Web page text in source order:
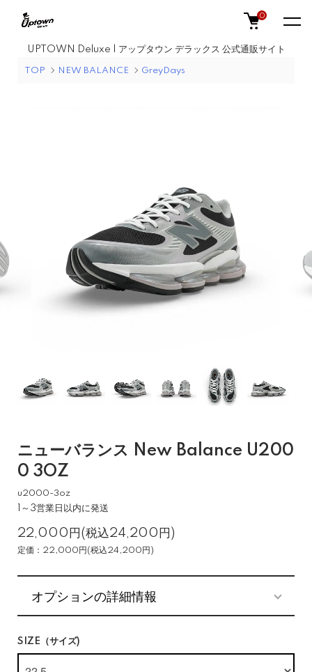
UPTOWN Deluxe | アップタウン デラックス 公式通販サイト
0
TOP NEW BALANCE GreyDays
ニューバランス New Balance U200
0 3OZ
u2000-3oz
1～3営業日以内に発送
22,000円(税込24,200円)
定価：22,000円(税込24,200円)
オプションの詳細情報
SIZE（サイズ)